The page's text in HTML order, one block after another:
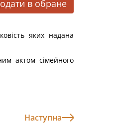
в обране
яких надана
актом сімейного
Наступна